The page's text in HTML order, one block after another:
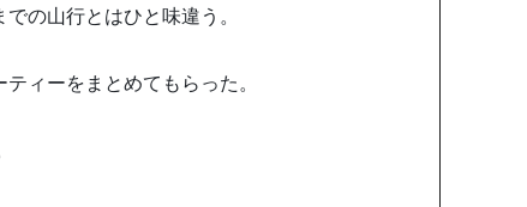
の山行とはひと味違う。
ィーをまとめてもらった。